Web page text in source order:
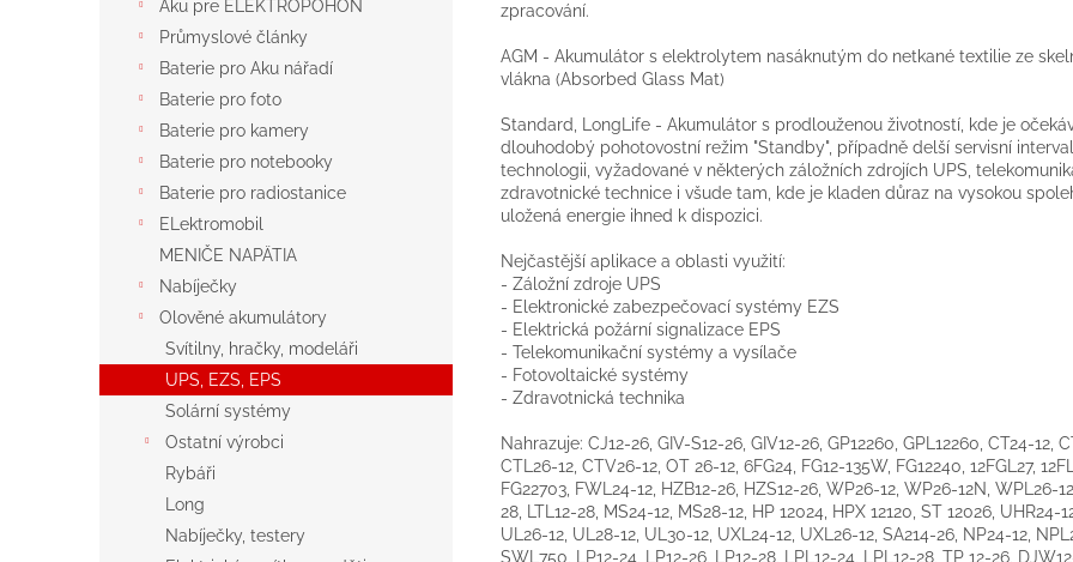
Aku pre ELEKTROPOHON
Průmyslové články
Baterie pro Aku nářadí
Baterie pro foto
Baterie pro kamery
Baterie pro notebooky
Baterie pro radiostanice
ELektromobil
MENIČE NAPÄTIA
Nabíječky
Olověné akumulátory
Svítilny, hračky, modeláři
UPS, EZS, EPS
Solární systémy
Ostatní výrobci
Rybáři
Long
Nabíječky, testery
zpracování.
AGM - Akumulátor s elektrolytem nasáknutým do netkané textilie ze
vlákna (Absorbed Glass Mat)
Standard, LongLife - Akumulátor s prodlouženou životností, kde je
dlouhodobý pohotovostní režim "Standby", případně delší servisní
technologii, vyžadované v některých záložních zdrojích UPS,
zdravotnické technice i všude tam, kde je kladen důraz na vysokou
uložená energie ihned k dispozici.
Nejčastější aplikace a oblasti využití:
- Záložní zdroje UPS
- Elektronické zabezpečovací systémy EZS
- Elektrická požární signalizace EPS
- Telekomunikační systémy a vysílače
- Fotovoltaické systémy
- Zdravotnická technika
Nahrazuje: CJ12-26, GIV-S12-26, GIV12-26, GP12260, GPL12260, CT24-12,
CTL26-12, CTV26-12, OT 26-12, 6FG24, FG12-135W, FG12240, 12FGL27,
FG22703, FWL24-12, HZB12-26, HZS12-26, WP26-12, WP26-12N, WPL26-
28, LTL12-28, MS24-12, MS28-12, HP 12024, HPX 12120, ST 12026, UHR24-
UL26-12, UL28-12, UL30-12, UXL24-12, UXL26-12, SA214-26, NP24-12,
SWL750, LP12-24, LP12-26, LP12-28, LPL12-24, LPL12-28, TP 12-26,